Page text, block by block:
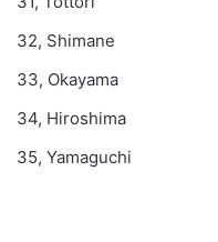
32, Shimane
33, Okayama
34, Hiroshima
35, Yamaguchi